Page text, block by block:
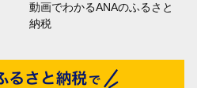
動画でわかるANAのふるさと
納税